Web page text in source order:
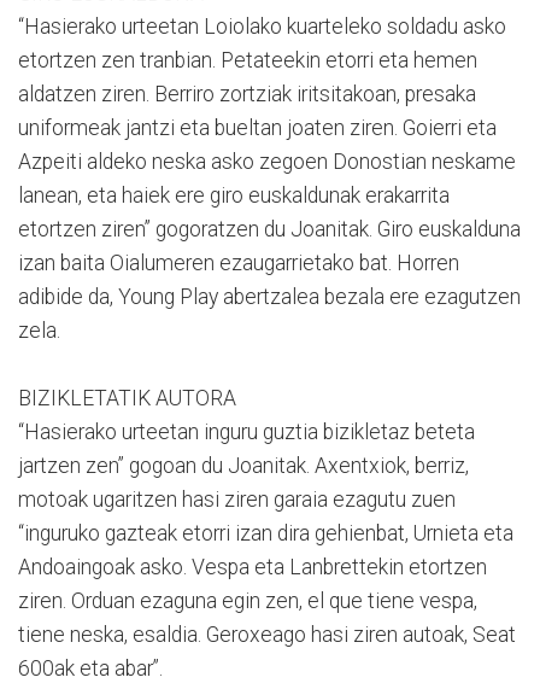
“Hasierako urteetan Loiolako kuarteleko soldadu asko
etortzen zen tranbian. Petateekin etorri eta hemen
aldatzen ziren. Berriro zortziak iritsitakoan, presaka
uniformeak jantzi eta bueltan joaten ziren. Goierri eta
Azpeiti aldeko neska asko zegoen Donostian neskame
lanean, eta haiek ere giro euskaldunak erakarrita
etortzen ziren” gogoratzen du Joanitak. Giro euskalduna
izan baita Oialumeren ezaugarrietako bat. Horren
adibide da, Young Play abertzalea bezala ere ezagutzen
zela.
BIZIKLETATIK AUTORA
“Hasierako urteetan inguru guztia bizikletaz beteta
jartzen zen” gogoan du Joanitak. Axentxiok, berriz,
motoak ugaritzen hasi ziren garaia ezagutu zuen
“inguruko gazteak etorri izan dira gehienbat, Urnieta eta
Andoaingoak asko. Vespa eta Lanbrettekin etortzen
ziren. Orduan ezaguna egin zen, el que tiene vespa,
tiene neska, esaldia. Geroxeago hasi ziren autoak, Seat
600ak eta abar”.